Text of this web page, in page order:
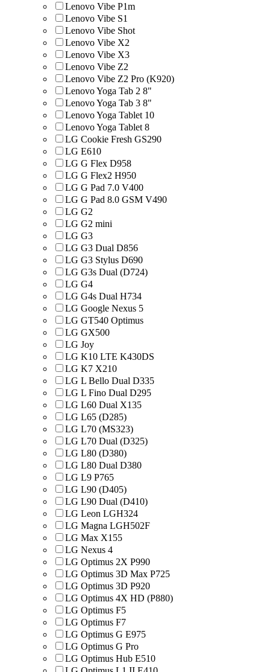
Lenovo Vibe P1m
Lenovo Vibe S1
Lenovo Vibe Shot
Lenovo Vibe X2
Lenovo Vibe X3
Lenovo Vibe Z2
Lenovo Vibe Z2 Pro (K920)
Lenovo Yoga Tab 2 8"
Lenovo Yoga Tab 3 8"
Lenovo Yoga Tablet 10
Lenovo Yoga Tablet 8
LG Cookie Fresh GS290
LG E610
LG G Flex D958
LG G Flex2 H950
LG G Pad 7.0 V400
LG G Pad 8.0 GSM V490
LG G2
LG G2 mini
LG G3
LG G3 Dual D856
LG G3 Stylus D690
LG G3s Dual (D724)
LG G4
LG G4s Dual H734
LG Google Nexus 5
LG GT540 Optimus
LG GX500
LG Joy
LG K10 LTE K430DS
LG K7 X210
LG L Bello Dual D335
LG L Fino Dual D295
LG L60 Dual X135
LG L65 (D285)
LG L70 (MS323)
LG L70 Dual (D325)
LG L80 (D380)
LG L80 Dual D380
LG L9 P765
LG L90 (D405)
LG L90 Dual (D410)
LG Leon LGH324
LG Magna LGH502F
LG Max X155
LG Nexus 4
LG Optimus 2X P990
LG Optimus 3D Max P725
LG Optimus 3D P920
LG Optimus 4X HD (P880)
LG Optimus F5
LG Optimus F7
LG Optimus G E975
LG Optimus G Pro
LG Optimus Hub E510